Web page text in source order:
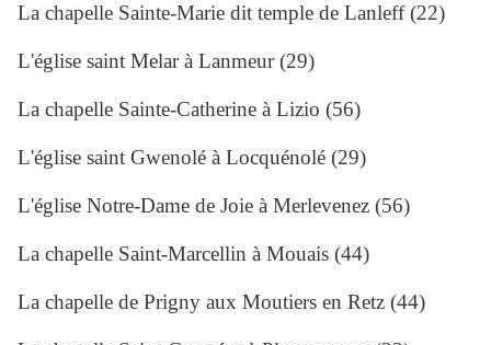
La chapelle Sainte-Marie dit temple de Lanleff (22)
L'église saint Melar à Lanmeur (29)
La chapelle Sainte-Catherine à Lizio (56)
L'église saint Gwenolé à Locquénolé (29)
L'église Notre-Dame de Joie à Merlevenez (56)
La chapelle Saint-Marcellin à Mouais (44)
La chapelle de Prigny aux Moutiers en Retz (44)